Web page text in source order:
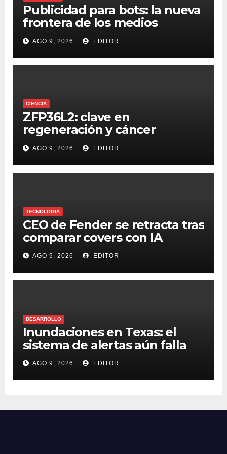
Publicidad para bots: la nueva
frontera de los medios
AGO 9, 2026 EDITOR
CIENCIA
ZFP36L2: clave en
regeneración y cáncer
colorrectal
AGO 9, 2026 EDITOR
TECNOLOGIA
CEO de Fender se retracta tras
comparar covers con IA
AGO 9, 2026 EDITOR
DESARROLLO
Inundaciones en Texas: el
sistema de alertas aún falla
AGO 9, 2026 EDITOR